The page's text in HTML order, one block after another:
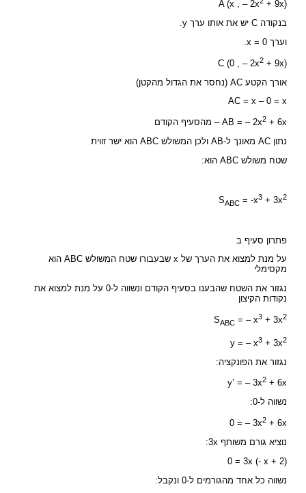
A (x , – 2x
+ 9x)
בנקודה C יש את אותו ערך y.
וערך x = 0.
C (0 , – 2x2 + 9x)
אורך הקטע AC (נחסר את הגדול מהקטן)
AC = x – 0 = x
AB = – 2x2 + 6x – מהסעיף הקודם
נתון AC מאונך ל-AB ולכן המשולש ABC הוא ישר זווית
שטח משולש ABC הוא:
SABC = -x3 + 3x2
פתרון סעיף ב
על מנת למצוא את הערך של x שבעבורו שטח המשולש ABC הוא
מקסימלי
נגזור את השטח שהבענו בסעיף הקודם ונשווה ל-0 על מנת למצוא את
נקודות הקיצון
SABC = – x3 + 3x2
y = – x3 + 3x2
נגזור את הפונקציה:
y’ = – 3x2 + 6x
נשווה ל-0:
0 = – 3x2 + 6x
נוציא גורם משותף 3x:
0 = 3x (- x + 2)
נשווה כל אחד מהגורמים ל-0 ונקבל: